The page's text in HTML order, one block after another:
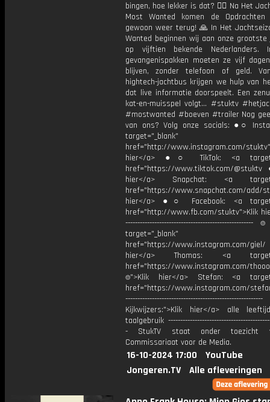
bingen, hoe lekker is dat? 😮‍💨 Na Het
Most Wanted komen de Opdrachten
gewoon weer terug! 🙏 In Het
Wanted beginnen wij aan onze
op vijftien bekende Nederlanders.
gevangenispakken moeten ze vijf
blijven, zonder telefoon of geld.
hightech-jachtbus krijgen we hulp van
dat live informatie doorspeelt. Een
kat-en-muisspel volgt... #stuktv
#mostwanted #boeven #trailer Nog
van ons? Volg onze socials: ●○
target="_blank"
href="http://www.instagram.com/
hier</a> ●○ TikTok: <a
href="https://www.tiktok.com/
hier</a> Snapchat: <a
href="https://www.snapchat.com/add/
hier</a> ●○ Facebook: <a
href="http://www.fb.com/stuktv">Klik
-----------------------------------------------------
target="_blank"
href="https://www.instagram.com/
hier</a> Thomas: <a
href="https://www.instagram.com/
⌾">Klik hier</a> Stefan: <a
href="https://www.instagram.com/
---------------------------------------------------------
Kijkwijzers:">Klik hier</a> alle
taalgebruik
- StukTV staat onder toezicht
Commissariaat voor de Media.
16-10-2024 17:00
YouTube
Jongeren.TV
Alle afleveringen